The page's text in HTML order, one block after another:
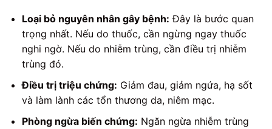
Loại bỏ nguyên nhân gây bệnh: Đây là bước quan
trọng nhất. Nếu do thuốc, cần ngừng ngay thuốc
nghi ngờ. Nếu do nhiễm trùng, cần điều trị nhiễm
trùng đó.
Điều trị triệu chứng: Giảm đau, giảm ngứa, hạ sốt
và làm lành các tổn thương da, niêm mạc.
Phòng ngừa biến chứng: Ngăn ngừa nhiễm trùng